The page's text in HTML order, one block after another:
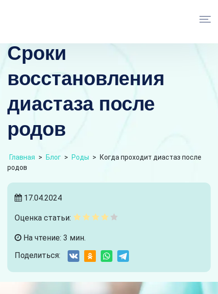
Сроки
восстановления
диастаза после
родов
Главная > Блог > Роды >
Когда проходит диастаз после
родов
17.04.2024
Оценка статьи:
На чтение: 3 мин.
Поделиться: